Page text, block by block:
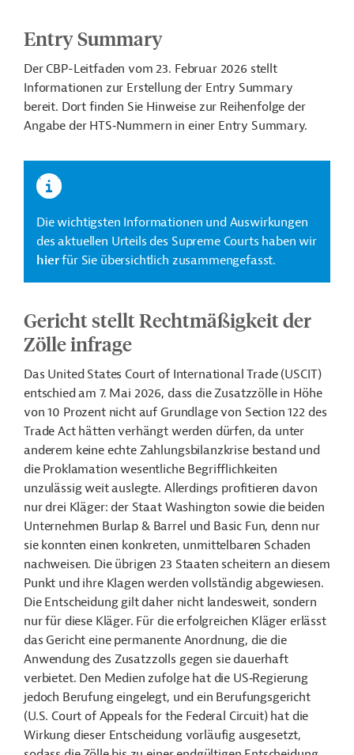
Entry Summary
Der CBP-Leitfaden vom 23. Februar 2026 stellt
Informationen zur Erstellung der Entry Summary
bereit. Dort finden Sie Hinweise zur Reihenfolge der
Angabe der HTS‑Nummern in einer Entry Summary.
Die wichtigsten Informationen und Auswirkungen
des aktuellen Urteils des Supreme Courts haben wir
hierfür Sie übersichtlich zusammengefasst.
Gericht stellt Rechtmäßigkeit der
Zölle infrage
Das United States Court of International Trade (USCIT)
entschied am 7. Mai 2026, dass die Zusatzzölle in Höhe
von 10 Prozent nicht auf Grundlage von Section 122 des
Trade Act hätten verhängt werden dürfen, da unter
anderem keine echte Zahlungsbilanzkrise bestand und
die Proklamation wesentliche Begrifflichkeiten
unzulässig weit auslegte. Allerdings profitieren davon
nur drei Kläger: der Staat Washington sowie die beiden
Unternehmen Burlap & Barrel und Basic Fun, denn nur
sie konnten einen konkreten, unmittelbaren Schaden
nachweisen. Die übrigen 23 Staaten scheitern an diesem
Punkt und ihre Klagen werden vollständig abgewiesen.
Die Entscheidung gilt daher nicht landesweit, sondern
nur für diese Kläger. Für die erfolgreichen Kläger erlässt
das Gericht eine permanente Anordnung, die die
Anwendung des Zusatzzolls gegen sie dauerhaft
verbietet. Den Medien zufolge hat die US‑Regierung
jedoch Berufung eingelegt, und ein Berufungsgericht
(U.S. Court of Appeals for the Federal Circuit) hat die
Wirkung dieser Entscheidung vorläufig ausgesetzt,